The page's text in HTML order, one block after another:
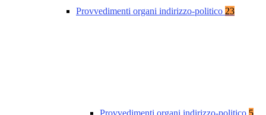
Provvedimenti organi indirizzo-politico 23